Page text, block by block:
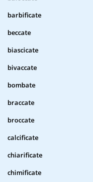
barbificate
beccate
biascicate
bivaccate
bombate
braccate
broccate
calcificate
chiarificate
chimificate